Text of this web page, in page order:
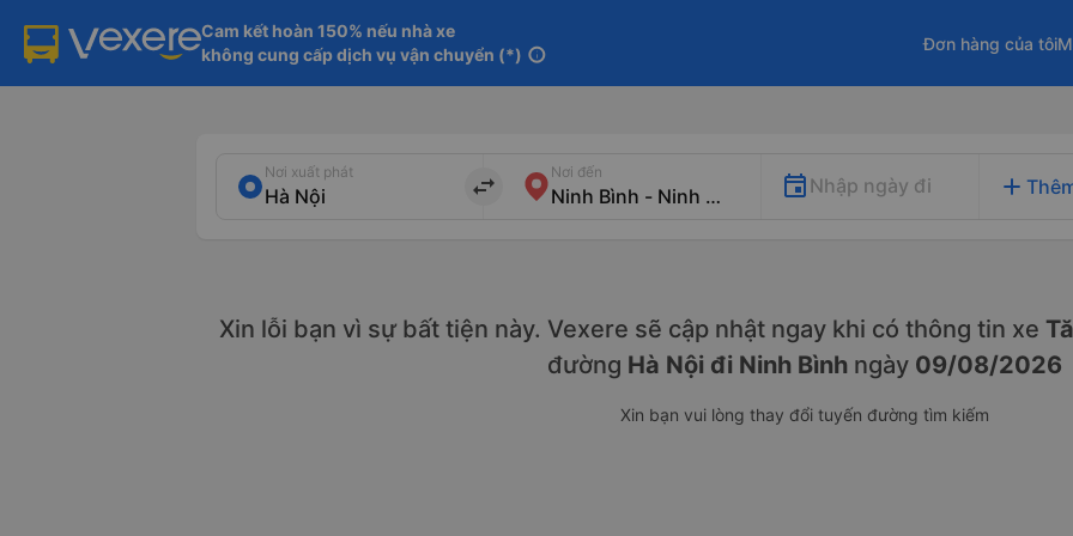
Cam kết hoàn 150% nếu nhà xe
không cung cấp dịch vụ vận chuyển (*) info
Đơn hàng của tôi
Nơi xuất phát
import_export
Nơi đến
Nhập ngày đi add
Xin lỗi bạn vì sự bất tiện này. Vexere sẽ cập nhật ngay khi có thông tin xe
đường Hà Nội đi Ninh Bình ngày 09/08/2026
Xin bạn vui lòng thay đổi tuyến đường tìm kiếm